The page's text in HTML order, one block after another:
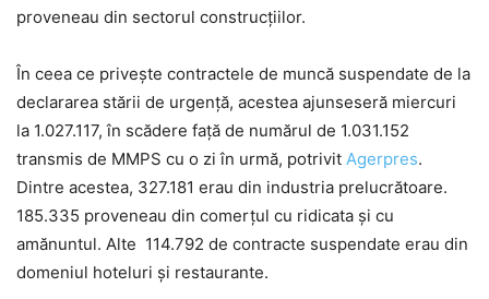
proveneau din sectorul construcţiilor.
În ceea ce priveşte contractele de muncă suspendate de la
declararea stării de urgenţă, acestea ajunseseră miercuri
la 1.027.117, în scădere faţă de numărul de 1.031.152
transmis de MMPS cu o zi în urmă, potrivit Agerpres.
Dintre acestea, 327.181 erau din industria prelucrătoare.
185.335 proveneau din comerţul cu ridicata şi cu
amănuntul. Alte 114.792 de contracte suspendate erau din
domeniul hoteluri şi restaurante.